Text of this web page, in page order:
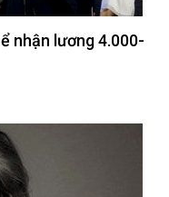
nhận lương 4.000-